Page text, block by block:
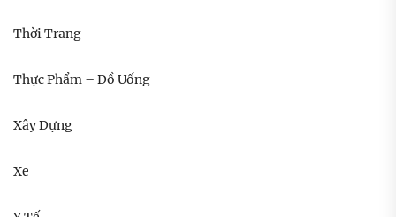
Thời Trang
Thực Phẩm – Đồ Uống
Xây Dựng
Xe